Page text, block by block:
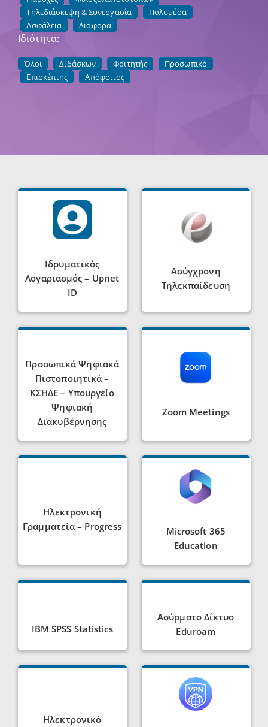
Τηλεδιάσκεψη & Συνεργασία
Πολυμέσα
Ασφάλεια
Διάφορα
Ιδιότητα:
Όλοι Διδάσκων Φοιτητής
Προσωπικό
Επισκέπτης
Απόφοιτος
Ιδρυματικός
Λογαριασμός – Upnet
ID
Ασύγχρονη
Τηλεκπαίδευση
Προσωπικά Ψηφιακά
Πιστοποιητικά –
ΚΣΗΔΕ – Υπουργείο
Ψηφιακή
Διακυβέρνησης
Zoom Meetings
Ηλεκτρονική
Γραμματεία – Progress
Microsoft 365
Education
IBM SPSS Statistics
Ασύρματο Δίκτυο
Eduroam
Ηλεκτρονικό